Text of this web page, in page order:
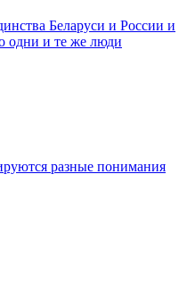
Беларуси и России и
одни и те же люди
разные понимания